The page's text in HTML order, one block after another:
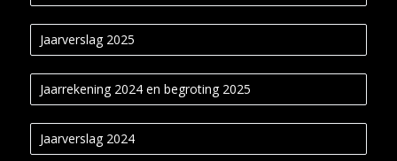
Jaarverslag 2025
Jaarrekening 2024 en begroting 2025
Jaarverslag 2024